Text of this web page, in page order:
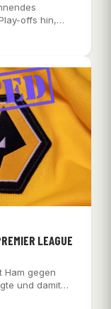
offs hin,
LEAGUE
Ham gegen
und damit…